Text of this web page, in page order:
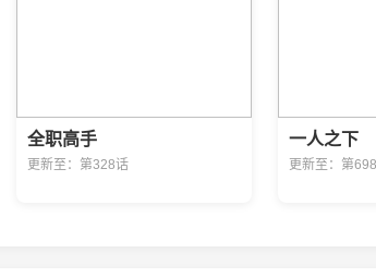
全职高手
更新至：第328话
一人之下
更新至：第